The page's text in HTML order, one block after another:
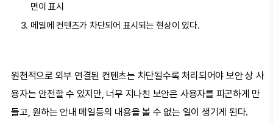
면이 표시
메일에 컨텐츠가 차단되어 표시되는 현상이 있다.
원천적으로 외부 연결된 컨텐츠는 차단될수록 처리되어야 보안 상 사
용자는 안전할 수 있지만, 너무 지나친 보안은 사용자를 피곤하게 만
들고, 원하는 안내 메일등의 내용을 볼 수 없는 일이 생기게 된다.